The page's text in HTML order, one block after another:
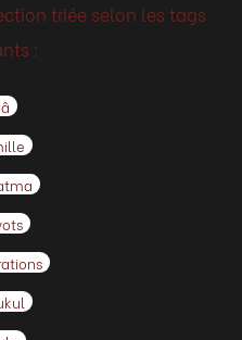
triée selon les tags
: